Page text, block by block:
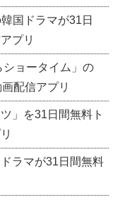
国ドラマが31日
プリ
ョータイム」の
配信アプリ
」を31日間無料ト
ラマが31日間無料